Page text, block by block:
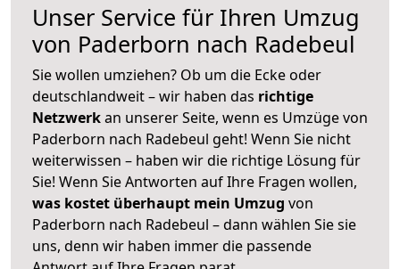
Unser Service für Ihren Umzug
von Paderborn nach Radebeul
Sie wollen umziehen? Ob um die Ecke oder
deutschlandweit – wir haben das richtige
Netzwerkan unserer Seite, wenn es Umzüge von
Paderborn nach Radebeul geht! Wenn Sie nicht
weiterwissen – haben wir die richtige Lösung für
Sie! Wenn Sie Antworten auf Ihre Fragen wollen,
was kostet überhaupt mein Umzug von
Paderborn nach Radebeul – dann wählen Sie sie
uns, denn wir haben immer die passende